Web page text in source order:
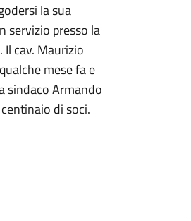
la sua
servizio presso la
cav. Maurizio
mese fa e
sindaco Armando
di soci.